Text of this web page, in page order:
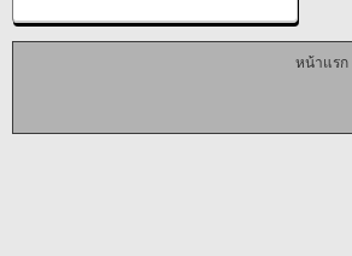
หน้าแรก|